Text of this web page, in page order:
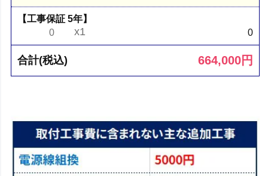
【工事保証 5年】
0
x1 0
合計(税込) 664,000円